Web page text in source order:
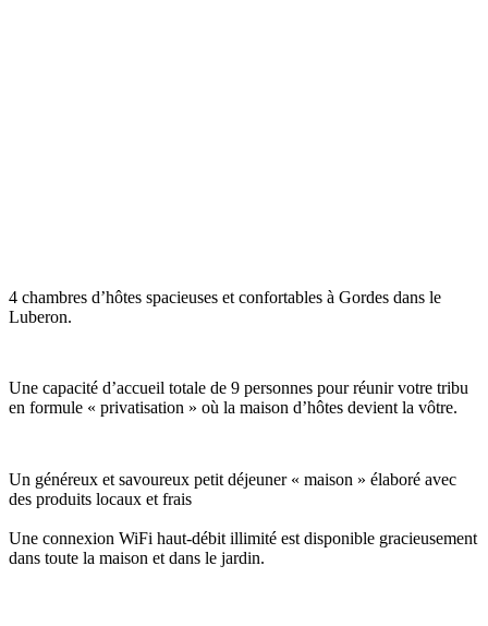
4 chambres d’hôtes spacieuses et confortables à Gordes dans le
Luberon.
Une capacité d’accueil totale de 9 personnes pour réunir votre tribu
en formule « privatisation » où la maison d’hôtes devient la vôtre.
Un généreux et savoureux petit déjeuner « maison » élaboré avec
des produits locaux et frais
Une connexion WiFi haut-débit illimité est disponible gracieusement
dans toute la maison et dans le jardin.